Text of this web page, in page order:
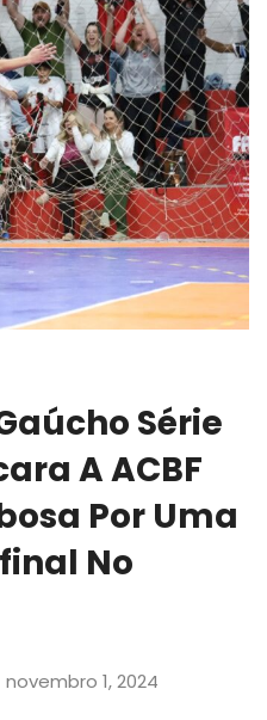
Série
A ACBF
Por Uma
No
novembro 1, 2024